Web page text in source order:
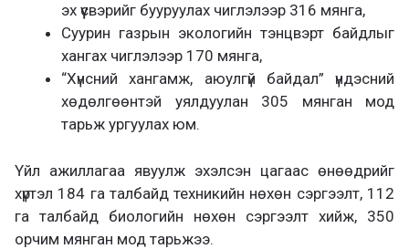
эх үүсвэрийг бууруулах чиглэлээр 316 мянга,
Суурин газрын экологийн тэнцвэрт байдлыг
хангах чиглэлээр 170 мянга,
“Хүнсний хангамж, аюулгүй байдал” үндэсний
хөдөлгөөнтэй уялдуулан 305 мянган мод
тарьж ургуулах юм.
Үйл ажиллагаа явуулж эхэлсэн цагаас өнөөдрийг
хүртэл 184 га талбайд техникийн нөхөн сэргээлт, 112
га талбайд биологийн нөхөн сэргээлт хийж, 350
орчим мянган мод тарьжээ.